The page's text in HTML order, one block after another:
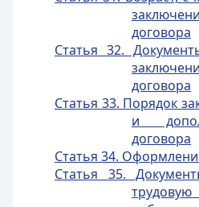
договора
Статья 32.
договора
Статья 33. Порядок
и
договора
Статья 34.
Статья 35.